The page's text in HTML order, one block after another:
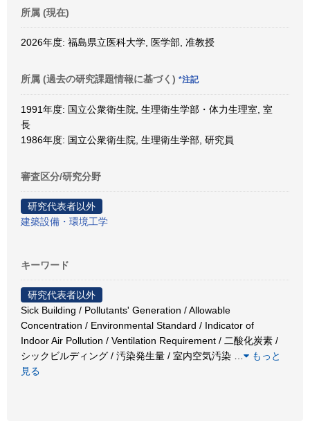
所属 (現在)
2026年度: 福島県立医科大学, 医学部, 准教授
所属 (過去の研究課題情報に基づく) *注記
1991年度: 国立公衆衛生院, 生理衛生学部・体力生理室, 室
長
1986年度: 国立公衆衛生院, 生理衛生学部, 研究員
審査区分/研究分野
研究代表者以外
建築設備・環境工学
キーワード
研究代表者以外
Sick Building / Pollutants' Generation / Allowable
Concentration / Environmental Standard / Indicator of
Indoor Air Pollution / Ventilation Requirement / 二酸化炭素 /
シックビルディング / 汚染発生量 / 室内空気汚染
もっと
見る